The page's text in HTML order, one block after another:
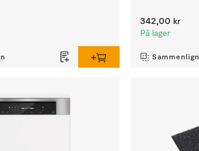
342,00 kr
På lager
Sammenlign